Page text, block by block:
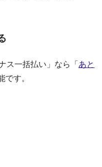
ス一括払い」なら「 あと
です。